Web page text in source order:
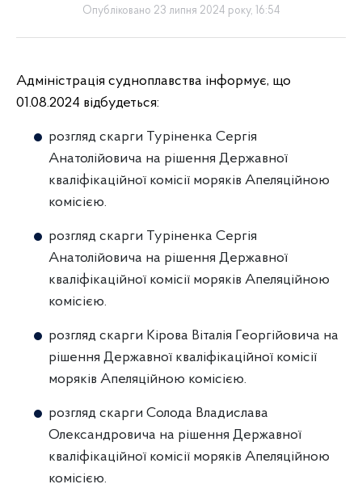
Опубліковано 23 липня 2024 року, 16:54
Адміністрація судноплавства інформує, що
01.08.2024 відбудеться:
розгляд скарги Туріненка Сергія
Анатолійовича на рішення Державної
кваліфікаційної комісії моряків Апеляційною
комісією.
розгляд скарги Туріненка Сергія
Анатолійовича на рішення Державної
кваліфікаційної комісії моряків Апеляційною
комісією.
розгляд скарги Кірова Віталія Георгійовича на
рішення Державної кваліфікаційної комісії
моряків Апеляційною комісією.
розгляд скарги Солода Владислава
Олександровича на рішення Державної
кваліфікаційної комісії моряків Апеляційною
комісією.